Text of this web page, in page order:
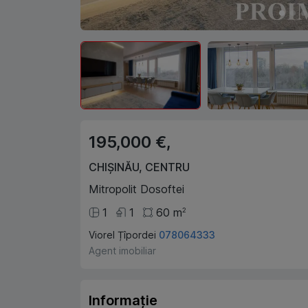
195,000 €,
CHIȘINĂU, CENTRU
Mitropolit Dosoftei
1
1 60 m2
Viorel Țîpordei 078064333
Agent imobiliar
Informație